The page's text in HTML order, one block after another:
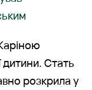
Стать
розкрила у